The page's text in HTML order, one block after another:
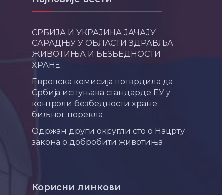
СРБИЈА И УКРАЈИНА ЈАЧАЈУ
САРАДЊУ У ОБЛАСТИ ЗДРАВЉА
ЖИВОТИЊА И БЕЗБЕДНОСТИ
ХРАНЕ
Европска комисија потврдила да
Србија испуњава стандарде ЕУ у
контроли безбедности хране
биљног порекла
Одржан други округли сто о Нацрту
закона о добробити животиња
Корисни линкови